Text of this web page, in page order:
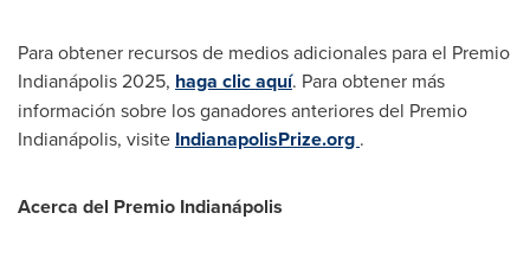
Para obtener recursos de medios adicionales para el Premio
Indianápolis 2025, haga clic aquí. Para obtener más
información sobre los ganadores anteriores del Premio
Indianápolis, visite IndianapolisPrize.org .
Acerca del Premio Indianápolis